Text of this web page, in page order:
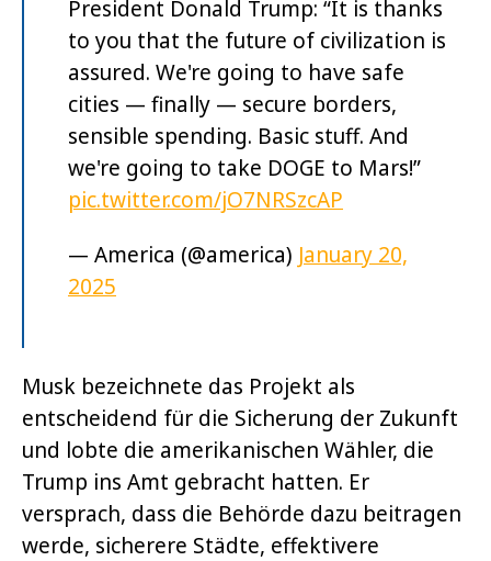
President Donald Trump: “It is thanks
to you that the future of civilization is
assured. We're going to have safe
cities — finally — secure borders,
sensible spending. Basic stuff. And
we're going to take DOGE to Mars!”
pic.twitter.com/jO7NRSzcAP
— America (@america) January 20,
2025
Musk bezeichnete das Projekt als
entscheidend für die Sicherung der Zukunft
und lobte die amerikanischen Wähler, die
Trump ins Amt gebracht hatten. Er
versprach, dass die Behörde dazu beitragen
werde, sicherere Städte, effektivere